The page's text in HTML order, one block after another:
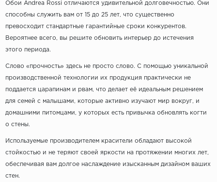
Обои Andrea Rossi отличаются удивительной долговечностью. Они
способны служить вам от 15 до 25 лет, что существенно
превосходит стандартные гарантийные сроки конкурентов.
Вероятнее всего, вы решите обновить интерьер до истечения
этого периода.
Слово «прочность» здесь не просто слово. С помощью уникальной
производственной технологии их продукция практически не
поддается царапинам и рвам, что делает её идеальным решением
для семей с малышами, которые активно изучают мир вокруг, и
домашними питомцами, у которых есть привычка обновлять когти
о стены.
Используемые производителем красители обладают высокой
стойкостью и не теряют своей яркости на протяжении многих лет,
обеспечивая вам долгое наслаждение изысканным дизайном ваших
стен.